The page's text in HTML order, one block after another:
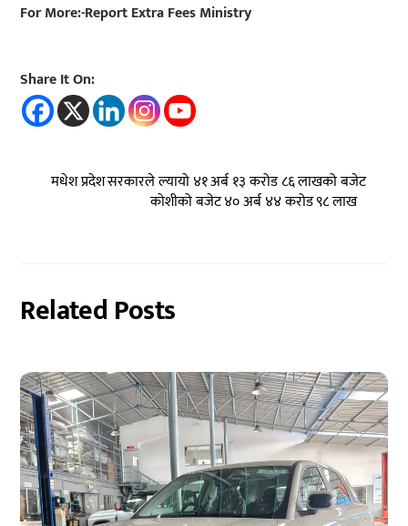
For More:-Report Extra Fees Ministry
Share It On:
मधेश प्रदेश सरकारले ल्यायो ४१ अर्ब ‍‍१३ करोड ८६ लाखको बजेट
कोशीको बजेट ४० अर्ब ४४ करोड ९८ लाख
Related Posts